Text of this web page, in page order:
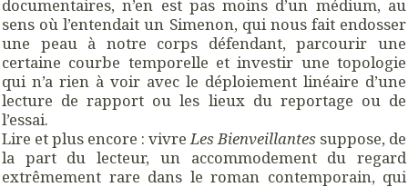
documentaires, n’en est pas moins d’un médium, au
sens où l’entendait un Simenon, qui nous fait endosser
une peau à notre corps défendant, parcourir une
certaine courbe temporelle et investir une topologie
qui n’a rien à voir avec le déploiement linéaire d’une
lecture de rapport ou les lieux du reportage ou de
l’essai.
Lire et plus encore : vivreLes Bienveillantes suppose, de
la part du lecteur, un accommodement du regard
extrêmement rare dans le roman contemporain, qui